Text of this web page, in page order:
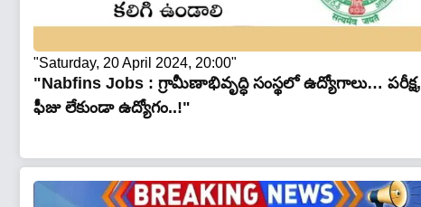
"Saturday, 20 April 2024, 20:00"
"Nabfins Jobs : గ్రామీణాభివృద్ధి సంస్థ‌లో ఉద్యోగాలు… ప‌రీక్ష‌,
ఫీజు లేకుండా ఉద్యోగం..!"